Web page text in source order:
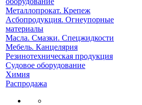
Металлопрокат. Крепеж
Асбопродукция. Огнеупорные
материалы
Масла. Смазки. Спецжидкости
Мебель. Канцелярия
Резинотехническая продукция
Судовое оборудование
Химия
Распродажа